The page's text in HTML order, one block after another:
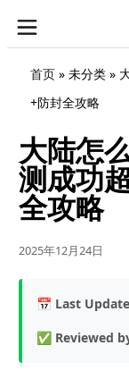
首页» 未分类 »
+防封全攻略
大陆怎
测成功
全攻略
2025年12月24日
📅 Last
✅ Reviewed